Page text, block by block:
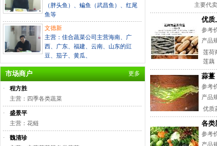
（胖头鱼）、鳊鱼（武昌鱼）、红尾
鱼等
文德新
主营：佳合蔬菜公司主营海南、广
西、广东、福建、云南、山东的豇
豆、茄子、黄瓜、
市场商户 更多
·
程方胜
主营：四季各类蔬菜
·
盛景平
主营：花鲢
·
魏清珍
主要代
优质
参考
产品
莲荷
莲藕
蒜薹
参考
产品
优质
各类
参考
产品